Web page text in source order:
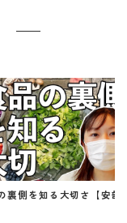
裏側を知る大切さ【安部